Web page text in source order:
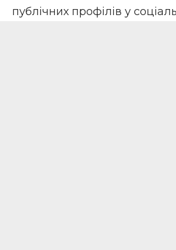
публічних профілів у